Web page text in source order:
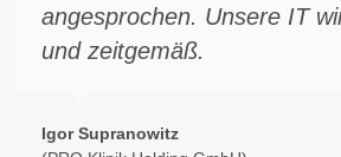
angesprochen. Unsere IT
und zeitgemäß.
Igor Supranowitz